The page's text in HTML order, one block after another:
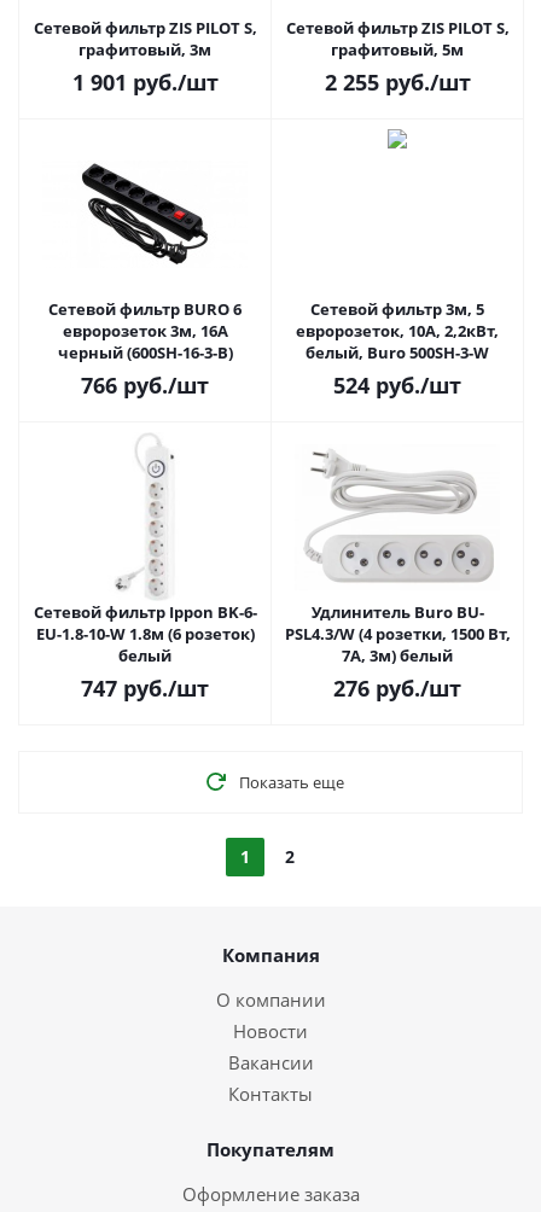
Сетевой фильтр ZIS PILOT S,
графитовый, 3м
1 901 руб./шт
Сетевой фильтр ZIS PILOT S,
графитовый, 5м
2 255руб./шт
Сетевой фильтр BURO 6
евророзеток 3м, 16A
черный (600SH-16-3-B)
766 руб./шт
Сетевой фильтр 3м, 5
евророзеток, 10А, 2,2кВт,
белый, Buro 500SH-3-W
524 руб./шт
Сетевой фильтр Ippon BK-6-
EU-1.8-10-W 1.8м (6 розеток)
белый
747 руб./шт
Удлинитель Buro BU-
PSL4.3/W (4 розетки, 1500 Вт,
7А, 3м) белый
276 руб./шт
Показать еще
1 2
Компания
О компании
Новости
Вакансии
Контакты
Покупателям
Оформление заказа